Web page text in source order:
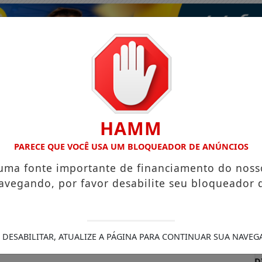
VÍDEOS EVENTOS GASTRONOMIA
HAMM
PARECE QUE VOCÊ USA UM BLOQUEADOR DE ANÚNCIOS
fonte importante de financiamento do
por favor desabilite seu bloqueador
DESABILITAR, ATUALIZE A PÁGINA PARA CONTINUAR SUA